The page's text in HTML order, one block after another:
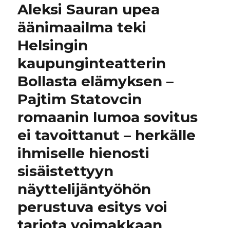
Aleksi Sauran upea
äänimaailma teki
Helsingin
kaupunginteatterin
Bollasta elämyksen –
Pajtim Statovcin
romaanin lumoa sovitus
ei tavoittanut – herkälle
ihmiselle hienosti
sisäistettyyn
näyttelijäntyöhön
perustuva esitys voi